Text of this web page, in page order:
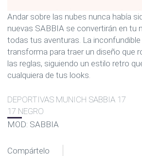
Andar sobre las nubes nunca había
nuevas SABBIA se convertirán en tu
todas tus aventuras. La inconfundible
transforma para traer un diseño que
las reglas, siguiendo un estilo retro
cualquiera de tus looks.
DEPORTIVAS MUNICH SABBIA 17
17 NEGRO
MOD: SABBIA
Compártelo